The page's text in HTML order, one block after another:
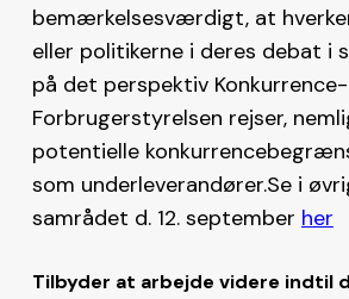
bemærkelsesværdigt, at
eller politikerne i deres debat i
på det perspektiv
Forbrugerstyrelsen rejser,
potentielle
som underleverandører.Se i
samrådet d. 12. september her
Tilbyder at arbejde videre indtil